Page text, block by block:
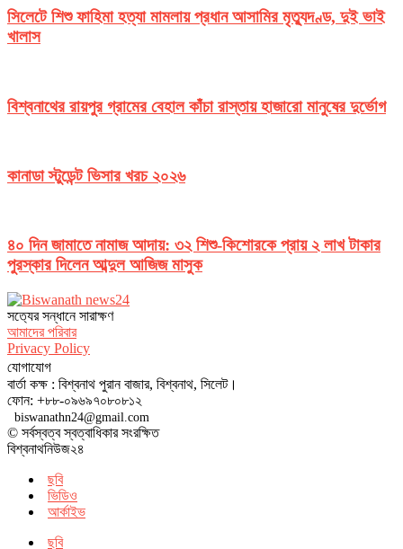
সিলেটে শিশু ফাহিমা হত্যা মামলায় প্রধান আসামির মৃত্যুদণ্ড, দুই ভাই
খালাস
বিশ্বনাথের রায়পুর গ্রামের বেহাল কাঁচা রাস্তায় হাজারো মানুষের দুর্ভোগ
কানাডা স্টুডেন্ট ভিসার খরচ ২০২৬
৪০ দিন জামাতে নামাজ আদায়: ৩২ শিশু-কিশোরকে প্রায় ২ লাখ টাকার
পুরস্কার দিলেন আব্দুল আজিজ মাসুক
সত‌্যের সন্ধানে সারাক্ষণ
আমাদের পরিবার
Privacy Policy
যোগাযোগ
বার্তা কক্ষ : বিশ্বনাথ পুরান বাজার, বিশ্বনাথ, সিলেট।
ফোন: +৮৮-০৯৬৯৭০৮০৮১২
biswanathn24@gmail.com
© সর্বস্বত্ব স্বত্বাধিকার সংরক্ষিত
বিশ্বনাথনিউজ২৪
ছবি
ভিডিও
আর্কাইভ
ছবি